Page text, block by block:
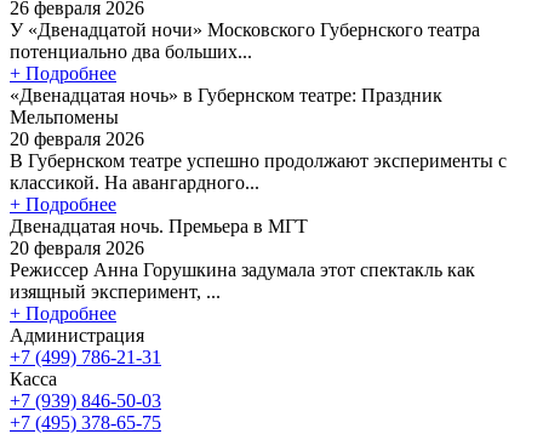
26 февраля 2026
У «Двенадцатой ночи» Московского Губернского театра
потенциально два больших...
+ Подробнее
«Двенадцатая ночь» в Губернском театре: Праздник
Мельпомены
20 февраля 2026
В Губернском театре успешно продолжают эксперименты с
классикой. На авангардного...
+ Подробнее
Двенадцатая ночь. Премьера в МГТ
20 февраля 2026
Режиссер Анна Горушкина задумала этот спектакль как
изящный эксперимент, ...
+ Подробнее
Администрация
+7 (499) 786-21-31
Касса
+7 (939) 846-50-03
+7 (495) 378-65-75